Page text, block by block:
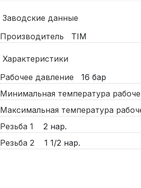
Заводские данные
Производитель
TIM
Характеристики
Рабочее давление
16 бар
Минимальная температура
Максимальная температура
Резьба 1
2 нар.
Резьба 2
1 1/2 нар.